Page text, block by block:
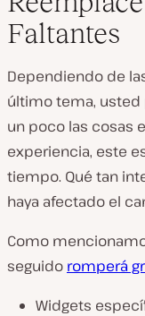
Faltantes
Dependiendo de
último tema,
un poco las cosas
experiencia, este
tiempo. Qué tan
haya afectado el
Como
seguido romperá
Widgets